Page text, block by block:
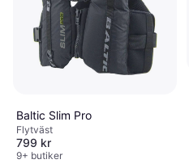
Baltic Slim Pro
Flytväst
799 kr
9+ butiker